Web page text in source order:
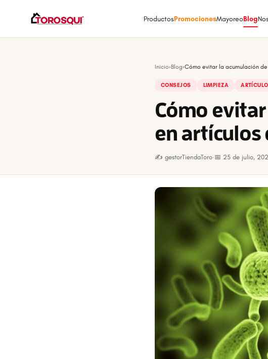
ProductosPromocionesMayoreoBlog
Inicio›Blog›Cómo evitar la acumulación
CONSEJOS LIMPIEZA
Cómo
en artículos
✍️ gestorTiendaToro·📅 25 de julio,